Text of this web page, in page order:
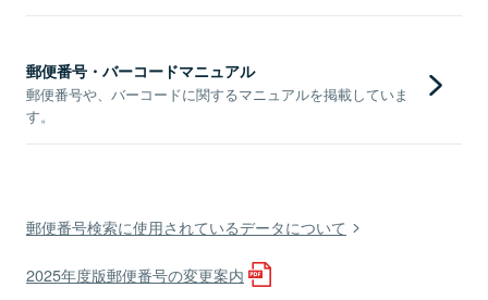
郵便番号・バーコードマニュアル
郵便番号や、バーコードに関するマニュアルを掲載していま
す。
郵便番号検索に使用されているデータについて
2025年度版郵便番号の変更案内